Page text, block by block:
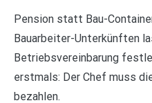
Pension statt Bau-
Bauarbeiter-Unterkünften
Betriebsvereinbarung
erstmals: Der Chef muss
bezahlen.